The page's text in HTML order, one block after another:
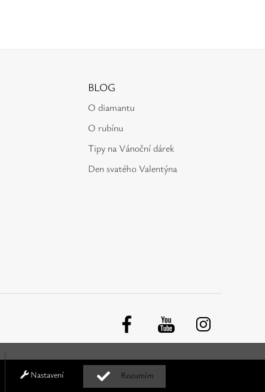
Nastavení Rozumím
BLOG
O diamantu
O rubínu
Tipy na Vánoční dárek
Den svatého Valentýna